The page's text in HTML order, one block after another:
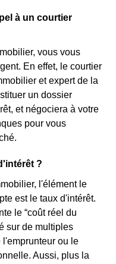
à un courtier
vous vous
En effet, le courtier
et expert de la
un dossier
et négociera à votre
pour vous
?
l'élément le
est le taux d'intérêt.
le “coût réel du
sur de multiples
l'emprunteur ou le
Aussi, plus la